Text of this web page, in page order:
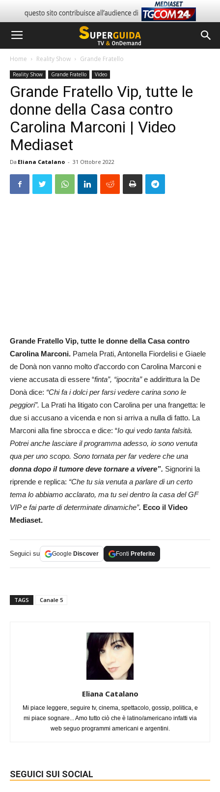
Home Reality Show Grande Fratello
Reality Show Grande Fratello Video
Grande Fratello Vip, tutte le
donne della Casa contro
Carolina Marconi | Video
Mediaset
Da Eliana Catalano - 31 Ottobre 2022
Grande Fratello Vip, tutte le donne della Casa contro
Carolina Marconi. Pamela Prati, Antonella Fiordelisi e Giaele
de Donà non vanno molto d’accordo con Carolina Marconi e
viene accusata di essere “finta”, “ipocrita”e addirittura la De
Donà dice: “Chi fa i dolci per farsi vedere carina sono le
peggiori”. La Prati ha litigato con Carolina per una frangetta: le
due si accusano a vicenda e non si arriva a nulla di fatto. La
Marconi alla fine sbrocca e dice: “Io qui vedo tanta falsità.
Potrei anche lasciare il programma adesso, io sono venuta
qua per uno scopo. Sono tornata per far vedere che una
donna dopo il tumore deve tornare a vivere”. Signorini la
riprende e replica: “Che tu sia venuta a parlare di un certo
tema lo abbiamo acclarato, ma tu sei dentro la casa del GF
VIP e fai parte di determinate dinamiche”. Ecco il Video
Mediaset.
Seguici su Google Discover Fonti Preferite
TAGS Canale 5
Eliana Catalano
Mi piace leggere, seguire tv, cinema, spettacolo, gossip, politica, e
mi piace sognare... Amo tutto ciò che è latino/americano infatti via
web seguo programmi americani e argentini.
SEGUICI SUI SOCIAL